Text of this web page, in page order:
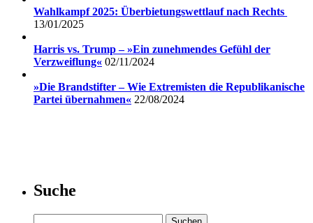
Wahlkampf 2025: Überbietungswettlauf nach Rechts
13/01/2025
Harris vs. Trump – »Ein zunehmendes Gefühl der
Verzweiflung« 02/11/2024
»Die Brandstifter – Wie Extremisten die Republikanische
Partei übernahmen« 22/08/2024
Suche